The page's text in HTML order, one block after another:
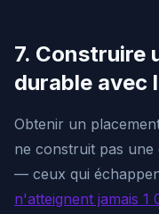
7. Construire
durable avec
Obtenir un
ne construit pas
— ceux qui
n'atteignent jamais 1